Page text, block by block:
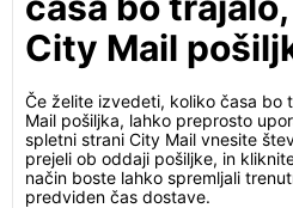
City Mail
Če želite izvedeti, koliko časa bo
Mail pošiljka, lahko preprosto
spletni strani City Mail vnesite
prejeli ob oddaji pošiljke, in
način boste lahko spremljali
predviden čas dostave.